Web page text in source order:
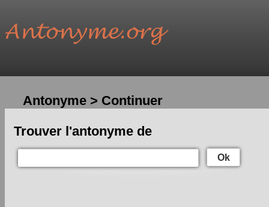
Antonyme > Continuer
Trouver l'antonyme de
Ok